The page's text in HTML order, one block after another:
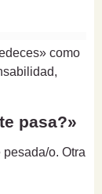
como
pasa?»
pesada/o. Otra